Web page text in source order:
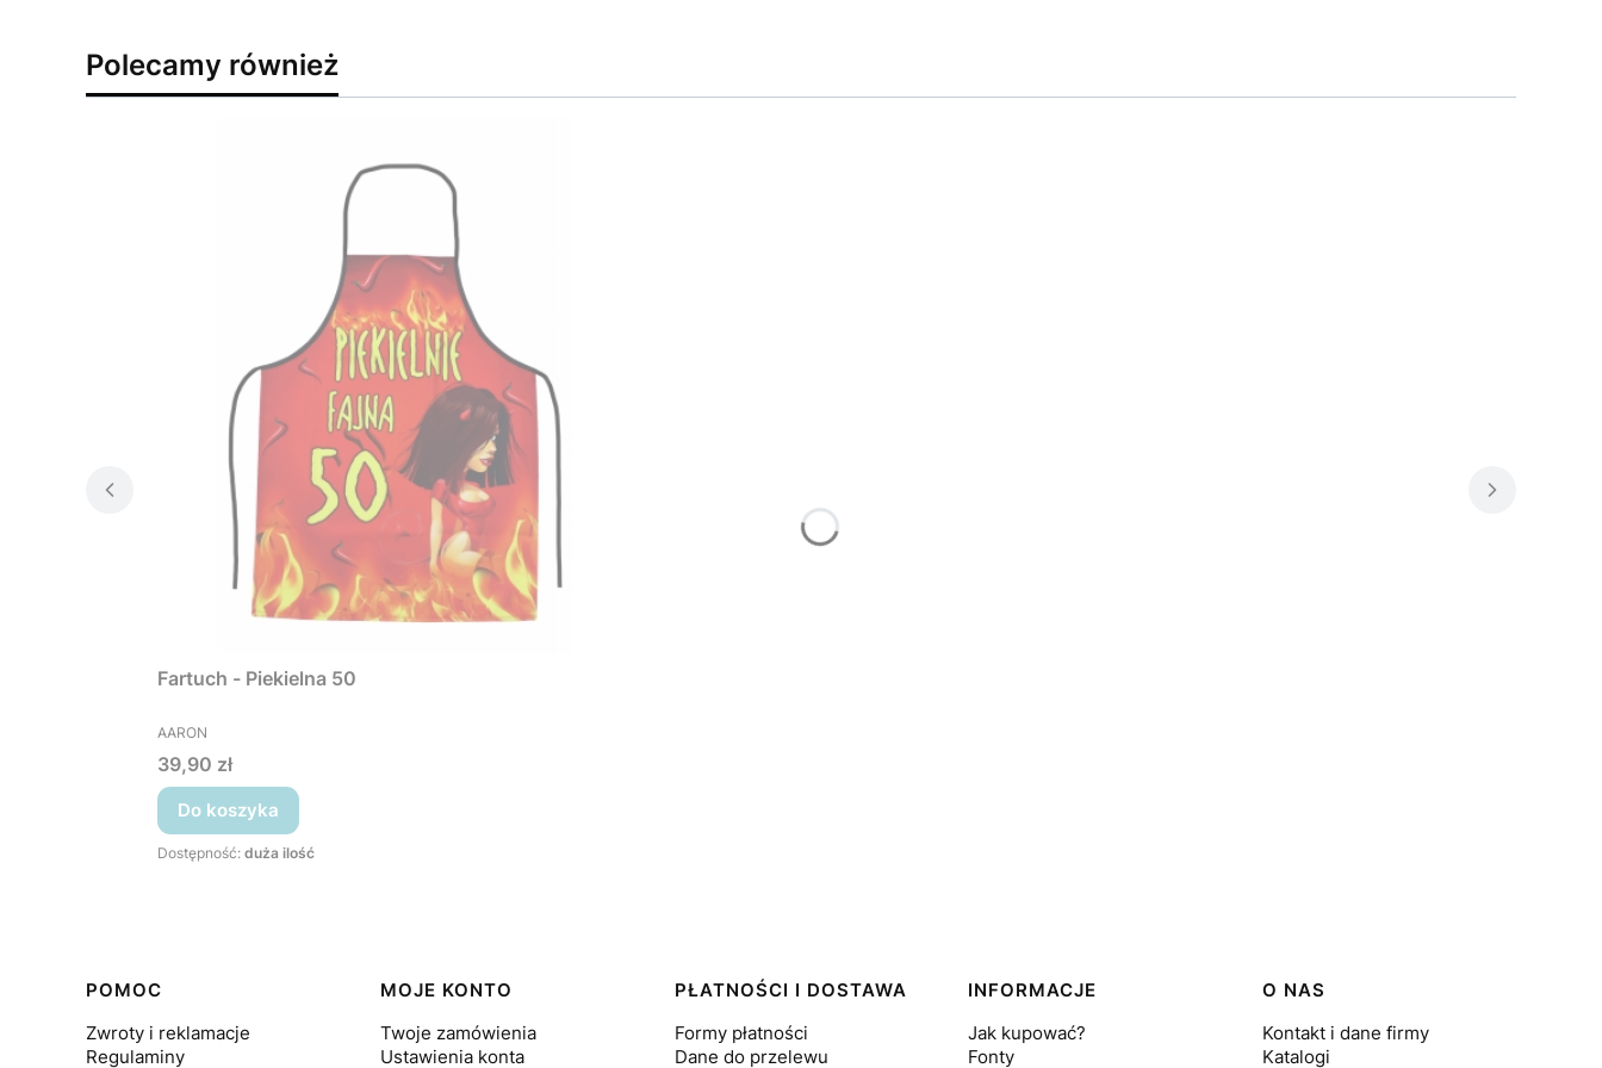
Polecamy również
Fartuch - Piekielna 50
PRODUCENT
AARON
Cena
39,90 zł
Do koszyka
Dostępność: duża ilość
Linki w stopce
POMOC
Zwroty i reklamacje
Regulaminy
MOJE KONTO
Twoje zamówienia
Ustawienia konta
PŁATNOŚCI I DOSTAWA
Formy płatności
Dane do przelewu
INFORMACJE
Jak kupować?
Fonty
O NAS
Kontakt i dane firmy
Katalogi